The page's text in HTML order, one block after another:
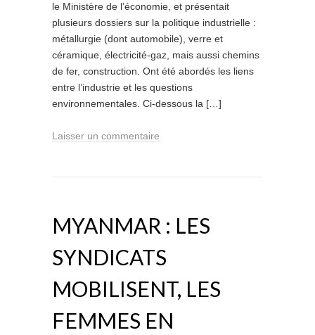
le Ministère de l’économie, et présentait
plusieurs dossiers sur la politique industrielle :
métallurgie (dont automobile), verre et
céramique, électricité-gaz, mais aussi chemins
de fer, construction. Ont été abordés les liens
entre l’industrie et les questions
environnementales. Ci-dessous la […]
Laisser un commentaire
MYANMAR : LES
SYNDICATS
MOBILISENT, LES
FEMMES EN